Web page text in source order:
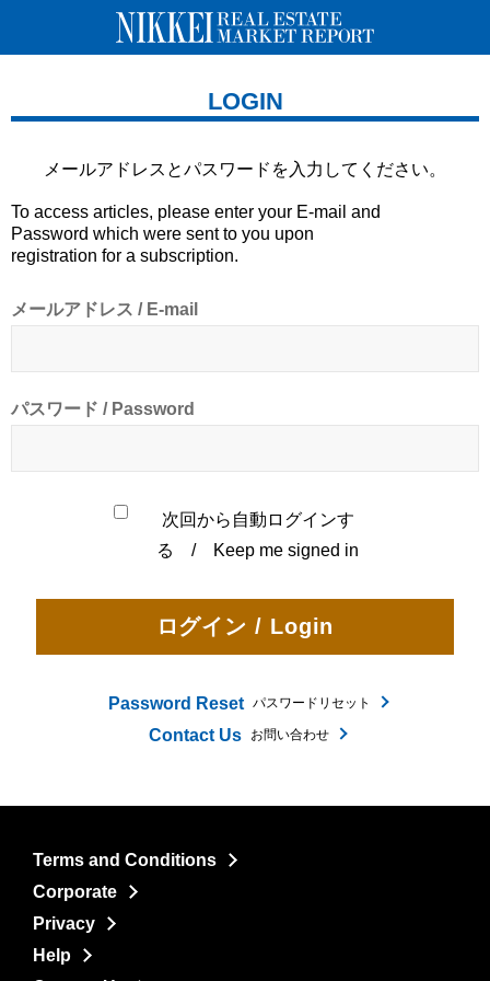
LOGIN
メールアドレスとパスワードを 入力してください。
To access articles, please enter your E-mail and
Password which were sent to you upon
registration for a subscription.
メールアドレス / E-mail
パスワード / Password
次回から自動ログインす
る / Keep me signed in
Password Reset パスワードリセット
Contact Us お問い合わせ
Terms and Conditions
Corporate
Privacy
Help